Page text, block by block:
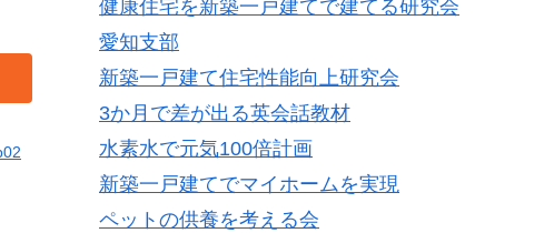
健康住宅を新築一戸建てで建てる研究会
愛知支部
新築一戸建て住宅性能向上研究会
3か月で差が出る英会話教材
水素水で元気100倍計画
新築一戸建てでマイホームを実現
ペットの供養を考える会